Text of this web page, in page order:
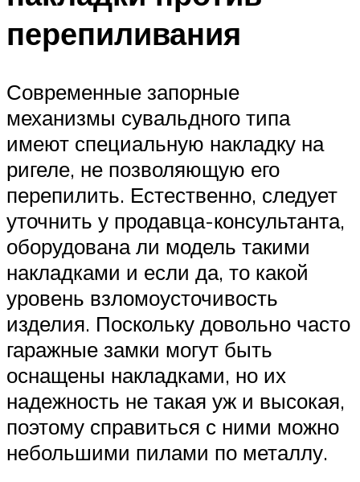
перепиливания
Современные запорные
механизмы сувальдного типа
имеют специальную накладку на
ригеле, не позволяющую его
перепилить. Естественно, следует
уточнить у продавца-консультанта,
оборудована ли модель такими
накладками и если да, то какой
уровень взломоусточивость
изделия. Поскольку довольно часто
гаражные замки могут быть
оснащены накладками, но их
надежность не такая уж и высокая,
поэтому справиться с ними можно
небольшими пилами по металлу.